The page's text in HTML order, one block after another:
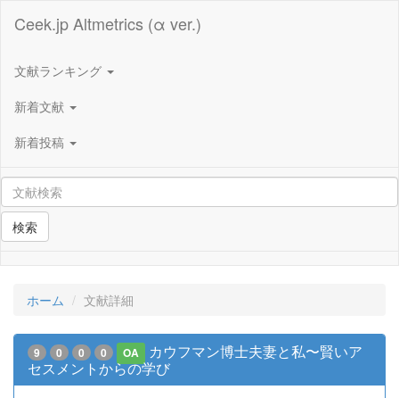
Ceek.jp Altmetrics (α ver.)
文献ランキング
新着文献
新着投稿
検索
ホーム 文献詳細
9 0 0 0 OA
カウフマン博士夫妻と私〜賢いア
セスメントからの学び